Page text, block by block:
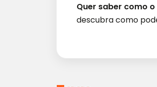
Quer saber como
descubra como